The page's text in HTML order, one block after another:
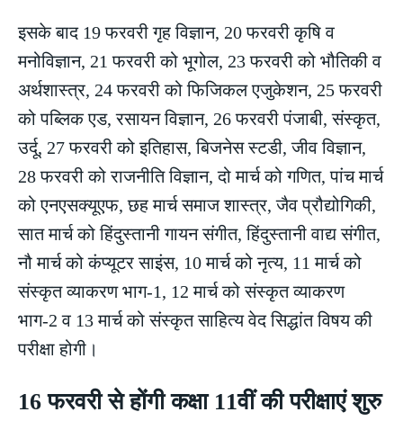
इसके बाद 19 फरवरी गृह विज्ञान, 20 फरवरी कृषि व
मनोविज्ञान, 21 फरवरी को भूगोल, 23 फरवरी को भौतिकी व
अर्थशास्त्र, 24 फरवरी को फिजिकल एजुकेशन, 25 फरवरी
को पब्लिक एड, रसायन विज्ञान, 26 फरवरी पंजाबी, संस्कृत,
उर्दू, 27 फरवरी को इतिहास, बिजनेस स्टडी, जीव विज्ञान,
28 फरवरी को राजनीति विज्ञान, दो मार्च को गणित, पांच मार्च
को एनएसक्यूएफ, छह मार्च समाज शास्त्र, जैव प्रौद्योगिकी,
सात मार्च को हिंदुस्तानी गायन संगीत, हिंदुस्तानी वाद्य संगीत,
नौ मार्च को कंप्यूटर साइंस, 10 मार्च को नृत्य, 11 मार्च को
संस्कृत व्याकरण भाग-1, 12 मार्च को संस्कृत व्याकरण
भाग-2 व 13 मार्च को संस्कृत साहित्य वेद सिद्धांत विषय की
परीक्षा होगी।
16 फरवरी से होंगी कक्षा 11वीं की परीक्षाएं शुरु